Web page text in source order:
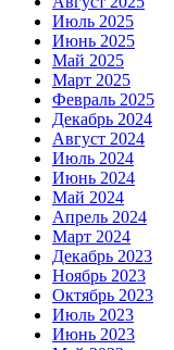
Июль 2025
Июнь 2025
Май 2025
Март 2025
Февраль 2025
Декабрь 2024
Август 2024
Июль 2024
Июнь 2024
Май 2024
Апрель 2024
Март 2024
Декабрь 2023
Ноябрь 2023
Октябрь 2023
Июль 2023
Июнь 2023